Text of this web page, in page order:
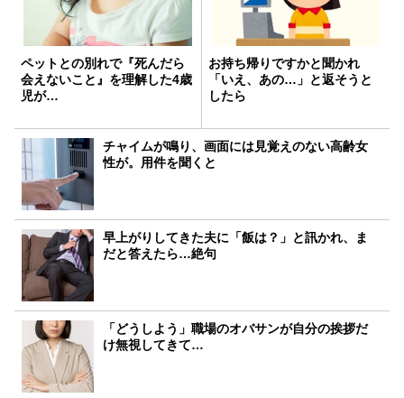
ペットとの別れで『死んだら
会えないこと』を理解した4歳
児が…
お持ち帰りですかと聞かれ
「いえ、あの…」と返そうと
したら
チャイムが鳴り、画面には見覚えのない高齢女
性が。用件を聞くと
早上がりしてきた夫に「飯は？」と訊かれ、ま
だと答えたら…絶句
「どうしよう」職場のオバサンが自分の挨拶だ
け無視してきて…